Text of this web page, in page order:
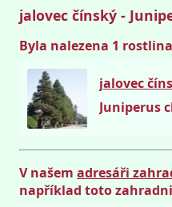
jalovec čínský -
Byla nalezena 1 rostlina
jalovec
Juniperus
V našem adresáři
například toto